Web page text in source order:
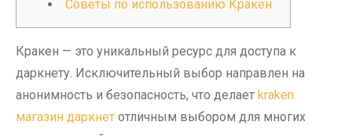
Советы по использованию Кракен
Кракен — это уникальный ресурс для доступа к
даркнету. Исключительный выбор направлен на
анонимность и безопасность, что делает kraken
магазин даркнет отличным выбором для многих